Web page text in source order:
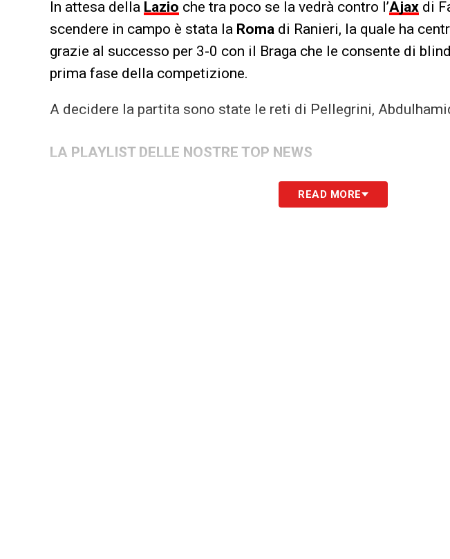
In attesa della Lazio che tra poco se la vedrà contro l’Ajax di
scendere in campo è stata la Roma di Ranieri, la quale ha
grazie al successo per 3-0 con il Braga che le consente di
prima fase della competizione.
A decidere la partita sono state le reti di Pellegrini,
LA PLAYLIST DELLE NOSTRE TOP NEWS
READ MORE